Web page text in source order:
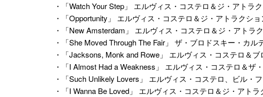
・「Watch Your Step」 エルヴィス・コステロ＆ジ・アトラ
・「Opportunity」 エルヴィス・コステロ＆ジ・アトラクシ
・「New Amsterdam」 エルヴィス・コステロ＆ジ・アトラ
・「She Moved Through The Fair」 ザ・ブロドスキー・カル
・「Jacksons, Monk and Rowe」 エルヴィス・コステロ＆
・「I Almost Had a Weakness」 エルヴィス・コステロ＆ザ
・「Such Unlikely Lovers」 エルヴィス・コステロ、ビル・
・「I Wanna Be Loved」 エルヴィス・コステロ＆ジ・アト